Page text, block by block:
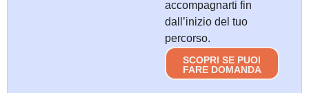
accompagnarti fin
dall’inizio del tuo
percorso.
SCOPRI SE PUOI
FARE DOMANDA